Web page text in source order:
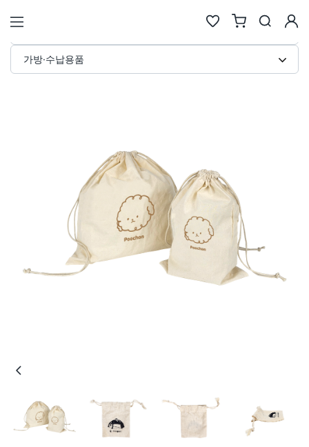
광목 복조리 파우치 커스텀 제작 ·
검색
new
new
틴케이스
same
키링류
new
패브릭류 new
6 에코백류
7
안경
8 키링
9 키캡
10 카메라
가방·수납용품